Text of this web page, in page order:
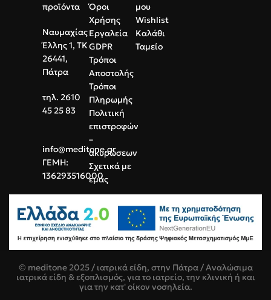
Συσκευασία: 100 τεμάχια
(ατομικά αποστειρωμένα)
προϊόντα
Ναυμαχίας
Έλλης 1, ΤΚ
26441,
Πάτρα
τηλ. 2610
45 25 83
info@meditone.gr
ΓΕΜΗ:
136293516000
Όροι
Χρήσης
Εργαλεία
GDPR
Τρόποι
Αποστολής
Τρόποι
Πληρωμής
Πολιτική
επιστροφών
–
ακυρώσεων
Σχετικά με
εμάς
μου
Wishlist
Καλάθι
Ταμείο
© meditone 2025 / ιατρικά είδη, στην Πάτρα / Αναλώσιμα
ιατρικά είδη & εξοπλισμός, για το ιατρείο, την κλινική ή και
για την κατ' οίκον νοσηλεία.